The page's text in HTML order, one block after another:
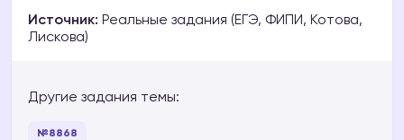
Источник: Реальные задания (ЕГЭ, ФИПИ, Котова,
Лискова)
Другие задания темы:
№8868